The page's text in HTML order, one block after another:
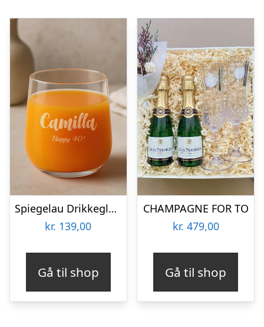
Spiegelau Drikkeglas med Gravering – Egen Tekst
kr. 139,00
Gå til shop
CHAMPAGNE FOR TO
kr. 479,00
Gå til shop